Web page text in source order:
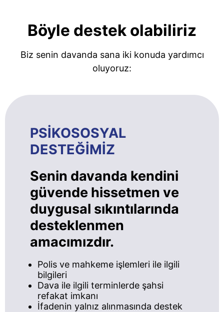
Böyle destek olabiliriz
Biz senin davanda sana iki konuda yardımcı
oluyoruz:
PSİKOSOSYAL
DESTEĞİMİZ
Senin davanda kendini
güvende hissetmen ve
duygusal sıkıntılarında
desteklenmen
amacımızdır.
Polis ve mahkeme işlemleri ile ilgili
bilgileri
Dava ile ilgili terminlerde şahsi
refakat imkanı
İfadenin yalnız alınmasında destek